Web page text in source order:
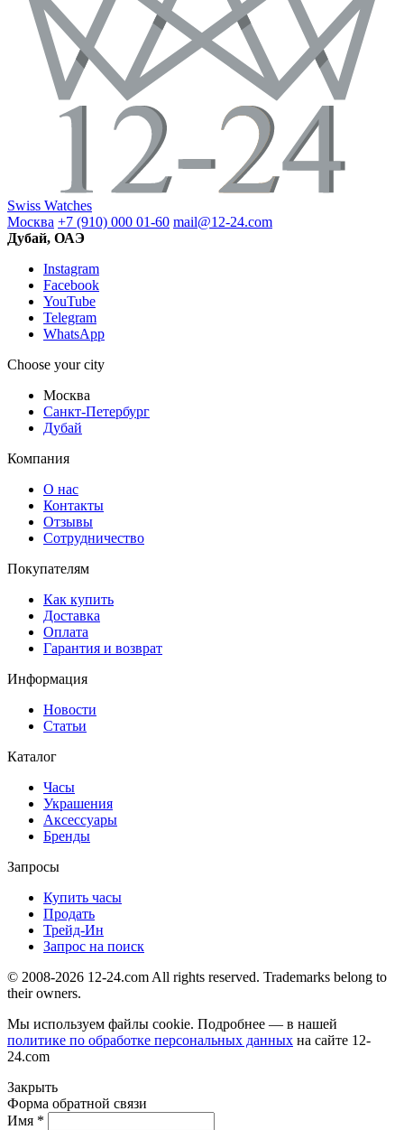
Swiss Watches
Москва +7 (910) 000 01-60 mail@12-24.com
Дубай, ОАЭ
Instagram
Facebook
YouTube
Telegram
WhatsApp
Choose your city
Москва
Санкт-Петербург
Дубай
Компания
О нас
Контакты
Отзывы
Сотрудничество
Покупателям
Как купить
Доставка
Оплата
Гарантия и возврат
Информация
Новости
Статьи
Каталог
Часы
Украшения
Аксессуары
Бренды
Запросы
Купить часы
Продать
Трейд-Ин
Запрос на поиск
© 2008-2026 12-24.com All rights reserved. Trademarks belong to
their owners.
Мы используем файлы cookie. Подробнее — в нашей
политике по обработке персональных данных на сайте 12-
24.com
Закрыть
Форма обратной связи
Имя *